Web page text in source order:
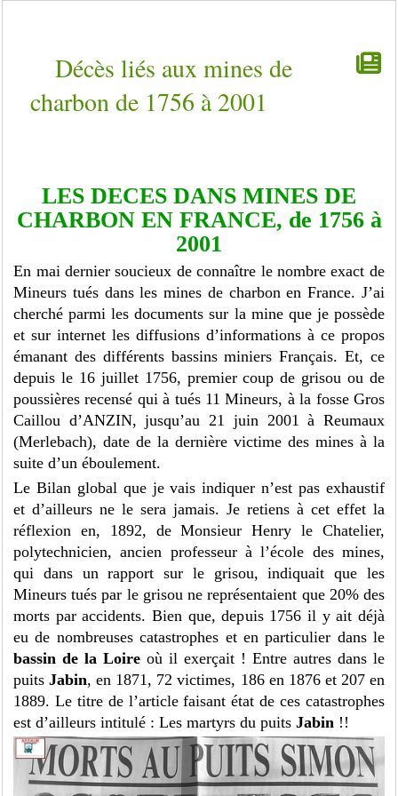
Décès liés aux mines de
charbon de 1756 à 2001
LES DECES DANS MINES DE
CHARBON EN FRANCE, de 1756 à
2001
En mai dernier soucieux de connaître le nombre exact de
Mineurs tués dans les mines de charbon en France. J’ai
cherché parmi les documents sur la mine que je possède
et sur internet les diffusions d’informations à ce propos
émanant des différents bassins miniers Français. Et, ce
depuis le 16 juillet 1756, premier coup de grisou ou de
poussières recensé qui à tués 11 Mineurs, à la fosse Gros
Caillou d’ANZIN, jusqu’au 21 juin 2001 à Reumaux
(Merlebach), date de la dernière victime des mines à la
suite d’un éboulement.
Le Bilan global que je vais indiquer n’est pas exhaustif
et d’ailleurs ne le sera jamais. Je retiens à cet effet la
réflexion en, 1892, de Monsieur Henry le Chatelier,
polytechnicien, ancien professeur à l’école des mines,
qui dans un rapport sur le grisou, indiquait que les
Mineurs tués par le grisou ne représentaient que 20% des
morts par accidents. Bien que, depuis 1756 il y ait déjà
eu de nombreuses catastrophes et en particulier dans le
bassin de la Loire où il exerçait ! Entre autres dans le
puitsJabin, en 1871, 72 victimes, 186 en 1876 et 207 en
1889. Le titre de l’article faisant état de ces catastrophes
est d’ailleurs intitulé : Les martyrs du puitsJabin !!